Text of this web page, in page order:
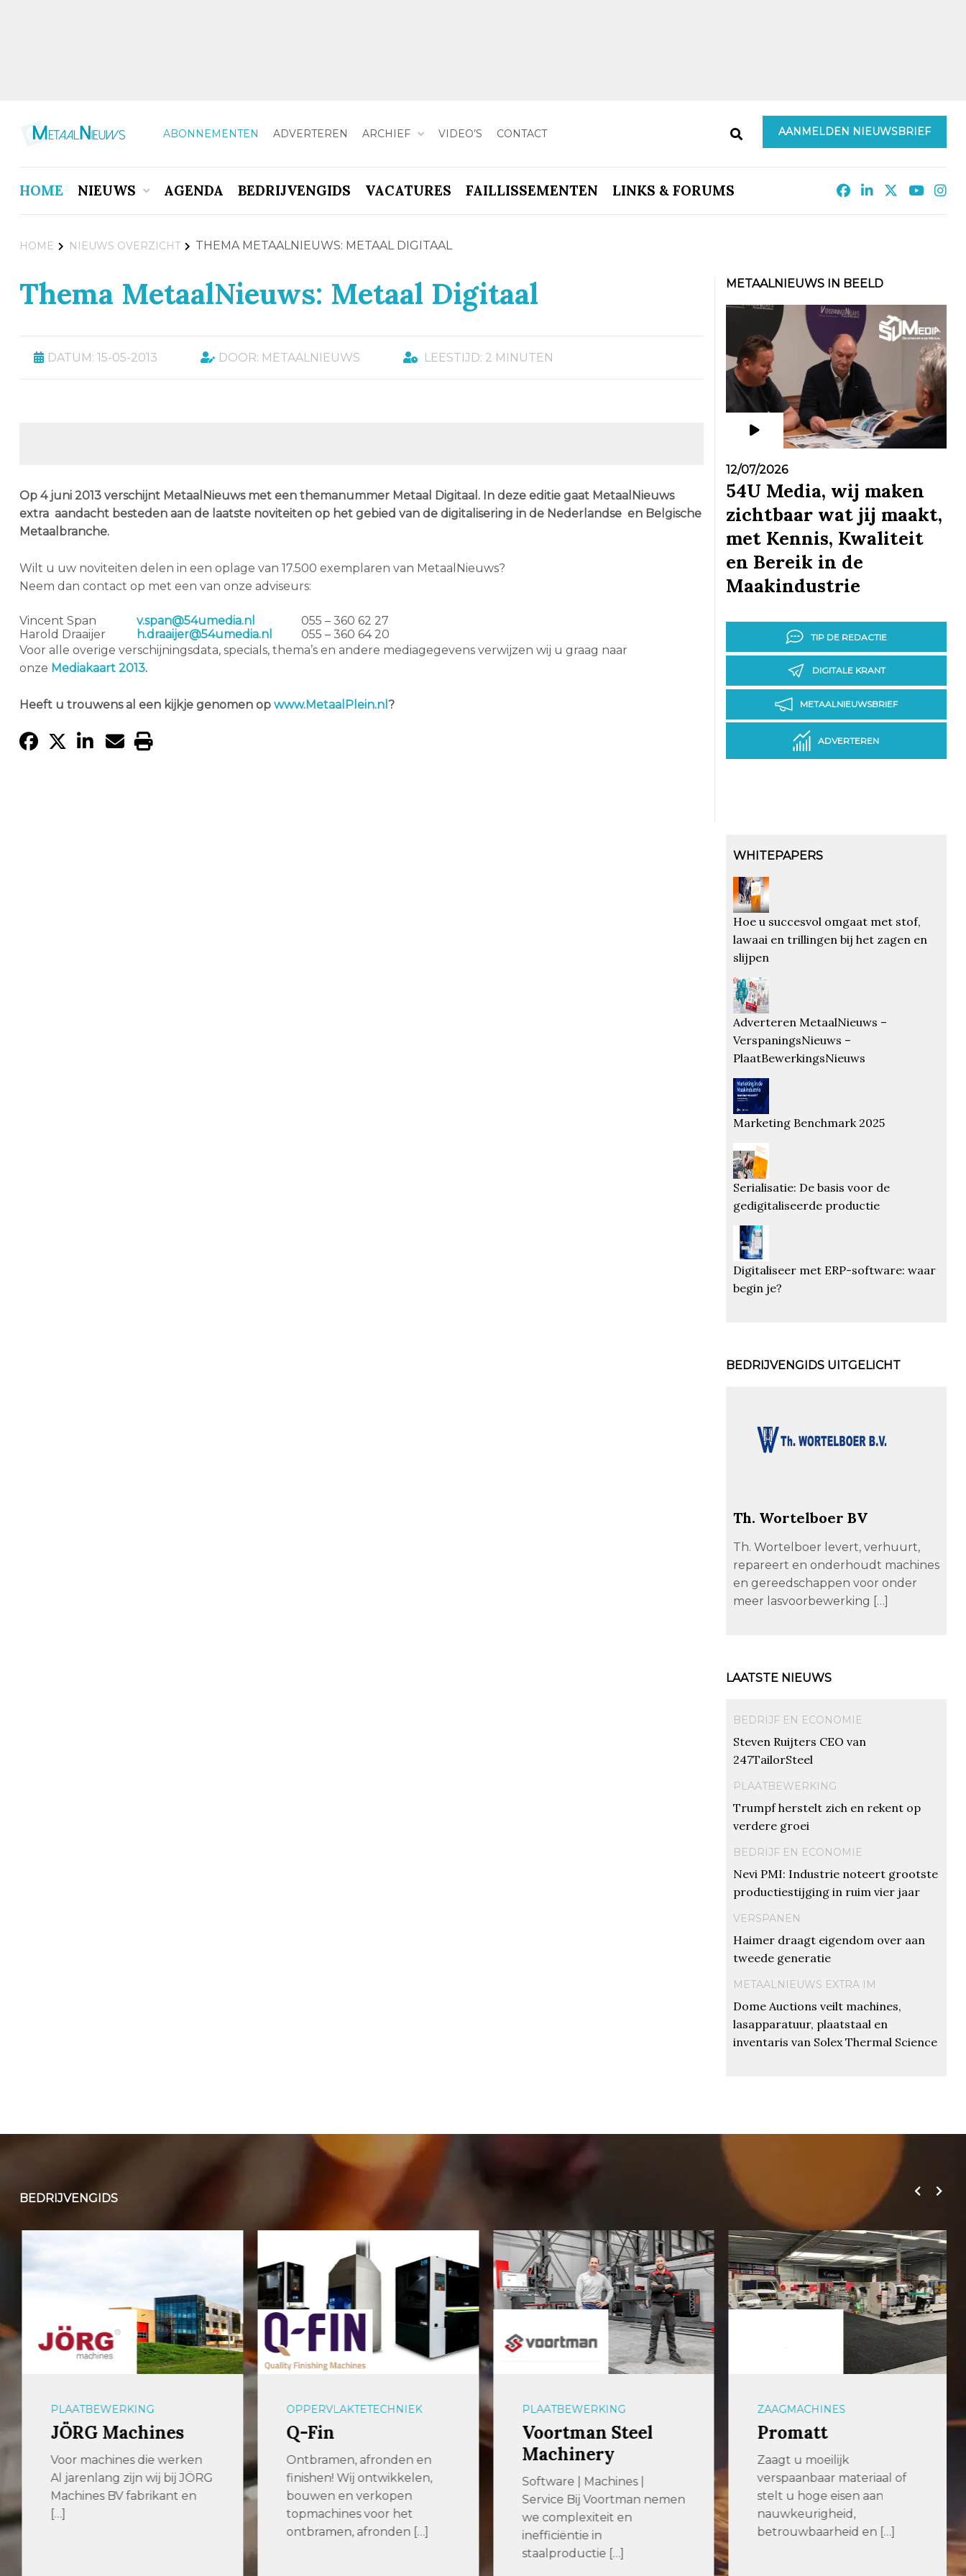
ABONNEMENTEN ADVERTEREN ARCHIEF VIDEO’S CONTACT AANMELDEN NIEUWSBRIEF
HOME NIEUWS AGENDA BEDRIJVENGIDS VACATURES FAILLISSEMENTEN LINKS & FORUMS
HOME NIEUWS OVERZICHT THEMA METAALNIEUWS: METAAL DIGITAAL
Thema MetaalNieuws: Metaal Digitaal
DATUM: 15-05-2013 DOOR: METAALNIEUWS LEESTIJD: 2 MINUTEN
Op 4 juni 2013 verschijnt MetaalNieuws met een themanummer Metaal Digitaal. In deze editie gaat MetaalNieuws
extra aandacht besteden aan de laatste noviteiten op het gebied van de digitalisering in de Nederlandse en Belgische
Metaalbranche.
Wilt u uw noviteiten delen in een oplage van 17.500 exemplaren van MetaalNieuws?
Neem dan contact op met een van onze adviseurs:
Vincent Span v.span@54umedia.nl
055 – 360 62 27
Harold Draaijer
h.draaijer@54umedia.nl
055 – 360 64 20
Voor alle overige verschijningsdata, specials, thema’s en andere mediagegevens verwijzen wij u graag naar
onze Mediakaart 2013.
Heeft u trouwens al een kijkje genomen op www.MetaalPlein.nl ?
METAALNIEUWS IN BEELD
12/07/2026
54U Media, wij maken
zichtbaar wat jij maakt,
met Kennis, Kwaliteit
en Bereik in de
Maakindustrie
TIP DE REDACTIE
DIGITALE KRANT
METAALNIEUWSBRIEF
ADVERTEREN
WHITEPAPERS
Hoe u succesvol omgaat met stof,
lawaai en trillingen bij het zagen en
slijpen
Adverteren MetaalNieuws –
VerspaningsNieuws –
PlaatBewerkingsNieuws
Marketing Benchmark 2025
Serialisatie: De basis voor de
gedigitaliseerde productie
Digitaliseer met ERP-software: waar
begin je?
BEDRIJVENGIDS UITGELICHT
Th. Wortelboer BV
Th. Wortelboer levert, verhuurt,
repareert en onderhoudt machines
en gereedschappen voor onder
meer lasvoorbewerking […]
LAATSTE NIEUWS
BEDRIJF EN ECONOMIE
Steven Ruijters CEO van
247TailorSteel
PLAATBEWERKING
Trumpf herstelt zich en rekent op
verdere groei
BEDRIJF EN ECONOMIE
Nevi PMI: Industrie noteert grootste
productiestijging in ruim vier jaar
VERSPANEN
Haimer draagt eigendom over aan
tweede generatie
METAALNIEUWS EXTRA IM
Dome Auctions veilt machines,
lasapparatuur, plaatstaal en
inventaris van Solex Thermal Science
BEDRIJVENGIDS
PLAATBEWERKING
JÖRG Machines
Voor machines die werken
Al jarenlang zijn wij bij JÖRG
Machines BV fabrikant en
[…]
OPPERVLAKTETECHNIEK
Q-Fin
Ontbramen, afronden en
finishen! Wij ontwikkelen,
bouwen en verkopen
topmachines voor het
ontbramen, afronden […]
PLAATBEWERKING
Voortman Steel
Machinery
Software | Machines |
Service Bij Voortman nemen
we complexiteit en
inefficiëntie in
staalproductie […]
ZAAGMACHINES
Promatt
Zaagt u moeilijk
verspaanbaar materiaal of
stelt u hoge eisen aan
nauwkeurigheid,
betrouwbaarheid en […]